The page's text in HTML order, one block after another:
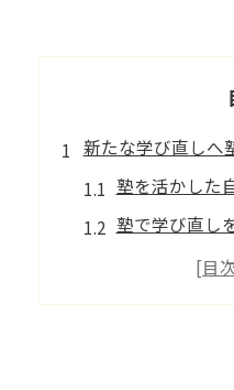
新たな学び直しへ
塾を活かした
塾で学び直し
成人も通える